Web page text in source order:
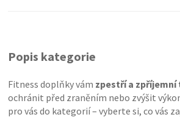
Popis kategorie
Fitness doplňky vám zpestří a
ochránit před zraněním nebo zvýšit
pro vás do kategorií – vyberte si, co vás